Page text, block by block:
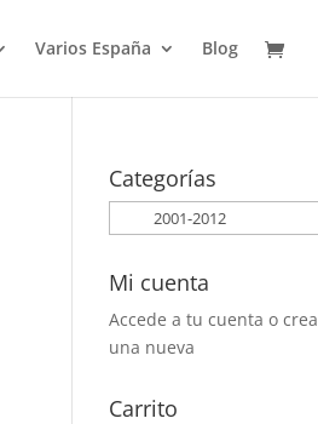
Varios España Blog
Categorías
Mi cuenta
Accede a tu cuenta o crea
una nueva
Carrito